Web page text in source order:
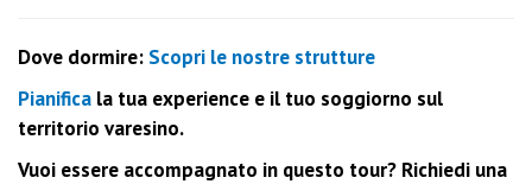
Dove dormire: Scopri le nostre strutture
Pianifica la tua experience e il tuo soggiorno sul
territorio varesino.
Vuoi essere accompagnato in questo tour? Richiedi una